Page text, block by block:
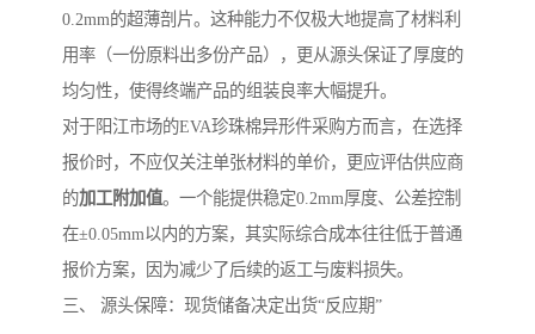
0.2mm的超薄剖片。这种能力不仅极大地提高了材料利
用率（一份原料出多份产品），更从源头保证了厚度的
均匀性，使得终端产品的组装良率大幅提升。
对于阳江市场的EVA珍珠棉异形件采购方而言，在选择
报价时，不应仅关注单张材料的单价，更应评估供应商
的加工附加值。一个能提供稳定0.2mm厚度、公差控制
在±0.05mm以内的方案，其实际综合成本往往低于普通
报价方案，因为减少了后续的返工与废料损失。
三、 源头保障：现货储备决定出货“反应期”